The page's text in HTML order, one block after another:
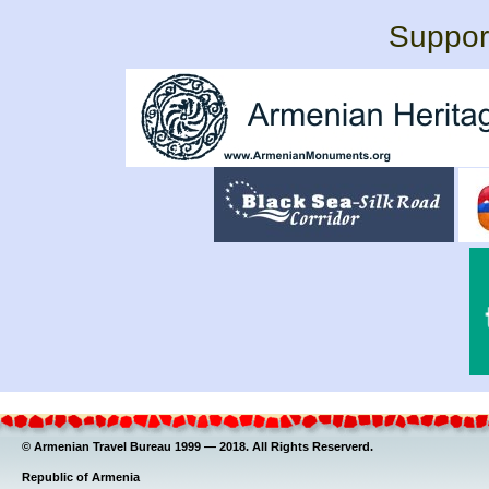
© Armenian Travel Bureau 1999 — 2018. All Rights Reserverd.
Republic of Armenia